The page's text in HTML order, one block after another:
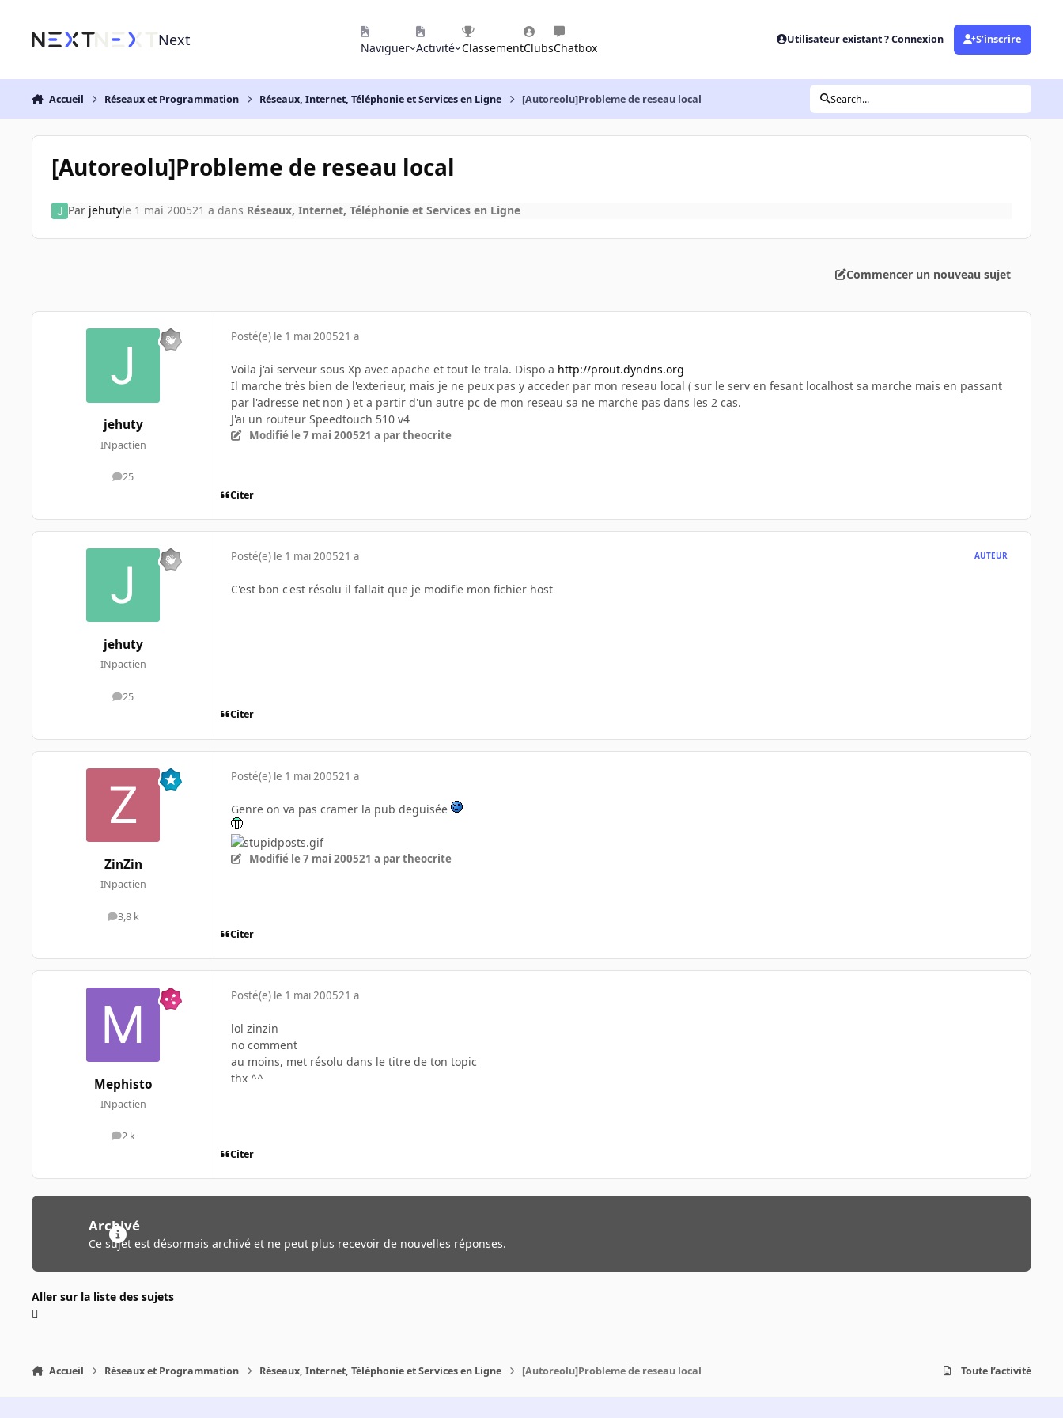
Next Naviguer Activité ClassementClubsChatbox
Utilisateur existant ? Connexion S’inscrire
Accueil Réseaux et Programmation Réseaux, Internet, Téléphonie et Services en Ligne [Autoreolu]Probleme de reseau local Search...
[Autoreolu]Probleme de reseau local
Par jehutyle 1 mai 200521 a dans Réseaux, Internet, Téléphonie et Services en Ligne
Commencer un nouveau sujet
jehuty
INpactien
25
messages
Posté(e) le 1 mai 200521 a
Voila j'ai serveur sous Xp avec apache et tout le trala. Dispo a http://prout.dyndns.org
Il marche très bien de l'exterieur, mais je ne peux pas y acceder par mon reseau local ( sur le serv en fesant localhost sa marche mais en passant
par l'adresse net non ) et a partir d'un autre pc de mon reseau sa ne marche pas dans les 2 cas.
J'ai un routeur Speedtouch 510 v4
Modifié le 7 mai 200521 a par theocrite
Citer
jehuty
INpactien
25
messages
Posté(e) le 1 mai 200521 a AUTEUR
C'est bon c'est résolu il fallait que je modifie mon fichier host
Citer
ZinZin
INpactien
3,8 k
messages
Posté(e) le 1 mai 200521 a
Genre on va pas cramer la pub deguisée
Modifié le 7 mai 200521 a par theocrite
Citer
Mephisto
INpactien
2 k
messages
Posté(e) le 1 mai 200521 a
lol zinzin
no comment
au moins, met résolu dans le titre de ton topic
thx ^^
Citer
Archivé
Ce sujet est désormais archivé et ne peut plus recevoir de nouvelles réponses.
Aller sur la liste des sujets
Accueil Réseaux et Programmation Réseaux, Internet, Téléphonie et Services en Ligne [Autoreolu]Probleme de reseau local Toute l’activité